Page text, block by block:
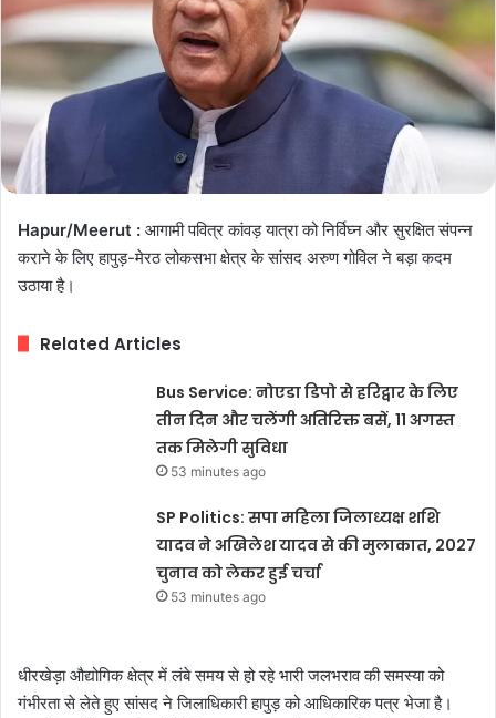
Hapur/Meerut : आगामी पवित्र कांवड़ यात्रा को निर्विघ्न और सुरक्षित संपन्न
कराने के लिए हापुड़-मेरठ लोकसभा क्षेत्र के सांसद अरुण गोविल ने बड़ा कदम
उठाया है।
Related Articles
Bus Service: नोएडा डिपो से हरिद्वार के लिए
तीन दिन और चलेंगी अतिरिक्त बसें, 11 अगस्त
तक मिलेगी सुविधा
53 minutes ago
SP Politics: सपा महिला जिलाध्यक्ष शशि
यादव ने अखिलेश यादव से की मुलाकात, 2027
चुनाव को लेकर हुई चर्चा
53 minutes ago
धीरखेड़ा औद्योगिक क्षेत्र में लंबे समय से हो रहे भारी जलभराव की समस्या को
गंभीरता से लेते हुए सांसद ने जिलाधिकारी हापुड़ को आधिकारिक पत्र भेजा है।